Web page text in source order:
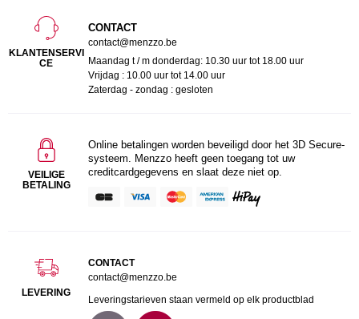
KLANTENSERVI
CE
CONTACT
contact@menzzo.be
Maandag t / m donderdag: 10.30 uur tot 18.00 uur
Vrijdag : 10.00 uur tot 14.00 uur
Zaterdag - zondag : gesloten
VEILIGE
BETALING
Online betalingen worden beveiligd door het 3D Secure-
systeem. Menzzo heeft geen toegang tot uw
creditcardgegevens en slaat deze niet op.
LEVERING
CONTACT
contact@menzzo.be
Leveringstarieven staan vermeld op elk productblad